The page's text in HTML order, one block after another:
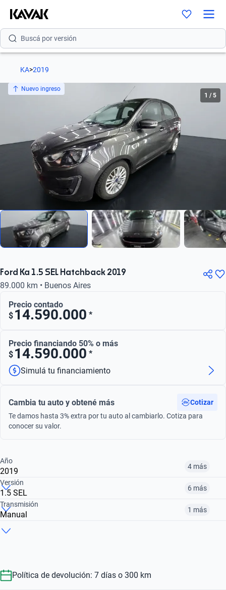
Buscá por modelo
Buscá por versión
Buscá por marca
Buscá por versión
Buscá por año
KA>2019
Nuevo ingreso
1 /5
Ford Ka 1.5 SEL Hatchback 2019
89.000 km • Buenos Aires
Precio contado
$ 14.590.000 *
Precio financiando 50% o más
$ 14.590.000 *
Simulá tu financiamiento
Cambia tu auto y obtené más
Cotizar
Te damos hasta 3% extra por tu auto al cambiarlo. Cotiza para
conocer su valor.
Año
2019 4 más
2011
$ 7.850.000
Versión
1.5 SEL 6 más
1.0 FLY PLUS
Transmisión
Manual 1 más
Política de devolución: 7 días o 300 km